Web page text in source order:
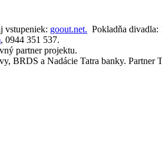
vstupeniek: goout.net. Pokladňa divadla:
, 0944 351 537.
partner projektu.
BRDS a Nadácie Tatra banky. Partner